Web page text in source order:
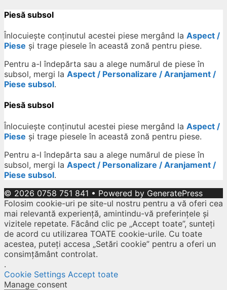
Piesă subsol
Înlocuiește conținutul acestei piese mergând la Aspect /
Piese și trage piesele în această zonă pentru piese.
Pentru a-l îndepărta sau a alege numărul de piese în
subsol, mergi la Aspect / Personalizare / Aranjament /
Piese subsol.
Piesă subsol
Înlocuiește conținutul acestei piese mergând la Aspect /
Piese și trage piesele în această zonă pentru piese.
Pentru a-l îndepărta sau a alege numărul de piese în
subsol, mergi la Aspect / Personalizare / Aranjament /
Piese subsol.
© 2026 0758 751 841 • Powered by GeneratePress
Folosim cookie-uri pe site-ul nostru pentru a vă oferi cea
mai relevantă experiență, amintindu-vă preferințele și
vizitele repetate. Făcând clic pe „Accept toate”, sunteți
de acord cu utilizarea TOATE cookie-urile. Cu toate
acestea, puteți accesa „Setări cookie” pentru a oferi un
consimțământ controlat.
.
Cookie Settings Accept toate
Manage consent